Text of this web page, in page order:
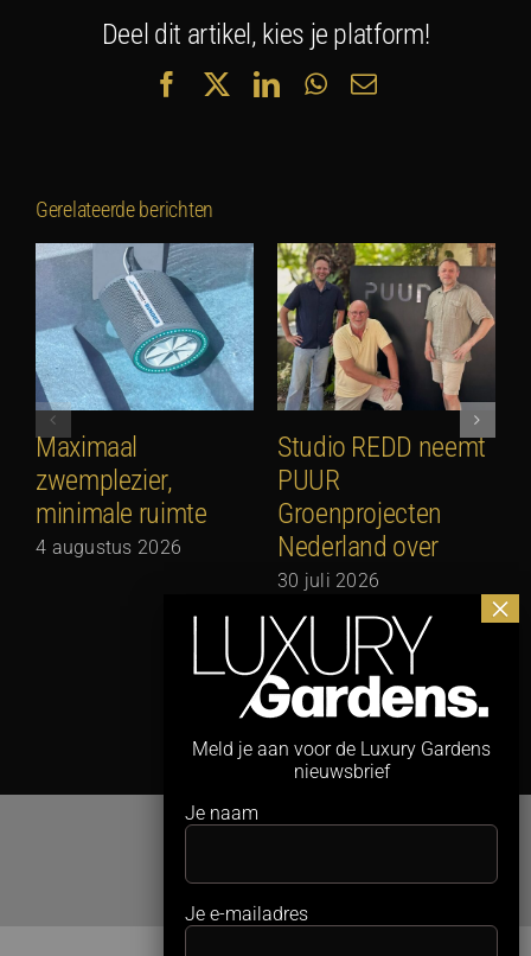
Deel dit artikel, kies je platform!
FacebookLinkedInWhatsApp
E-
Gerelateerde berichten
Maximaal
zwemplezier,
minimale ruimte
4 augustus 2026
Studio REDD neemt
PUUR
Groenprojecten
Nederland over
30 juli 2026
Meld je aan voor de Luxury Gardens
nieuwsbrief
Je naam
Je e-mailadres